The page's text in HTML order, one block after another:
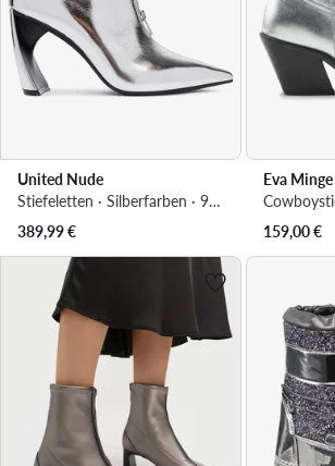
United Nude
Stiefeletten · Silberfarben · 9 cm
389,99€
Eva Minge
159,00€